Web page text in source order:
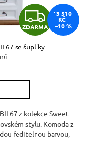
Z
D
A
ZDARMA
13 510
KČ
–10 %
se šuplíky
z kolekce Sweet
stylu. Komoda z
ředitelnou barvou,